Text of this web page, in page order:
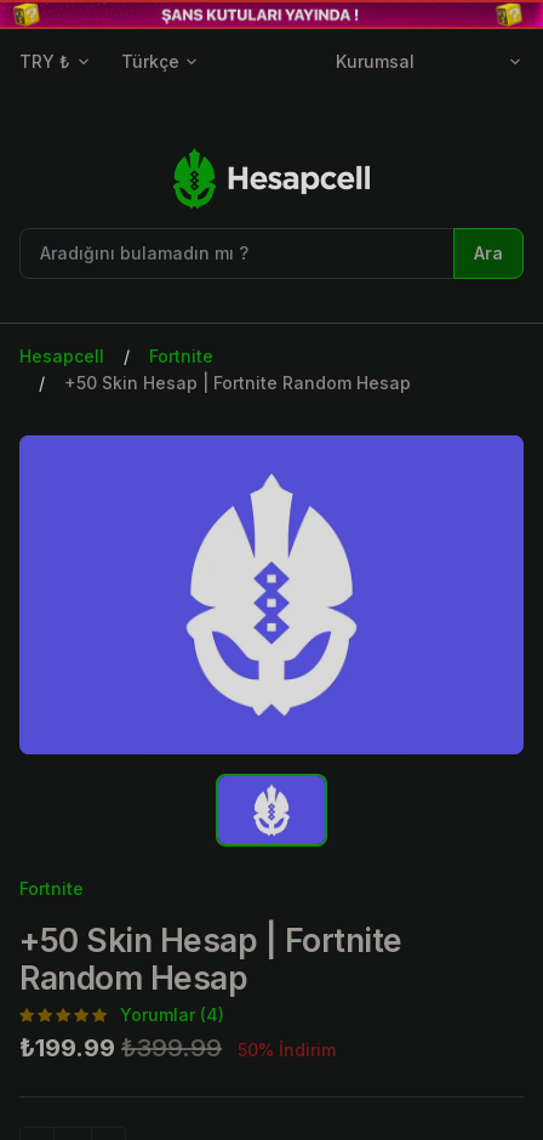
TRY ₺ Türkçe Kurumsal
Ara
Hesapcell
Fortnite
+50 Skin Hesap | Fortnite Random Hesap
Fortnite
+50 Skin Hesap | Fortnite
Random Hesap
Yorumlar (4)
₺199.99 ₺399.99 50% İndirim